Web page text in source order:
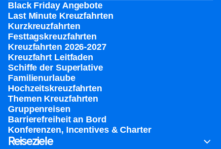
Black Friday Angebote
Last Minute Kreuzfahrten
Kurzkreuzfahrten​
Festtagskreuzfahrten​
Kreuzfahrten 2026-2027
Kreuzfahrt Leitfaden
Schiffe der Superlative
Familienurlaube​
Hochzeitskreuzfahrten
Themen Kreuzfahrten
Gruppenreisen
Barrierefreiheit an Bord​
Konferenzen, Incentives & Charter
Reiseziele